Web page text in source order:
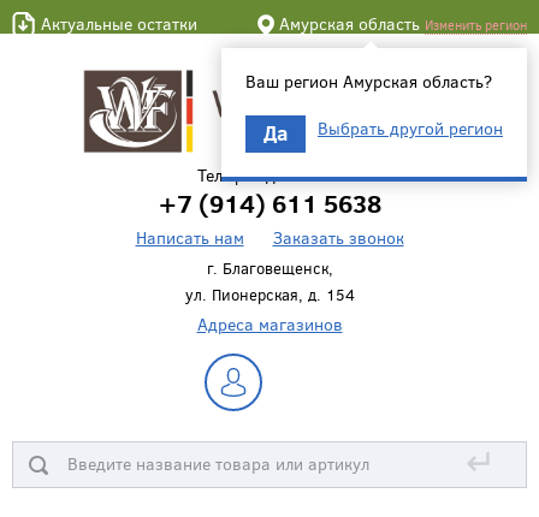
Актуальные остатки Амурская область Изменить регион
Ваш регион Амурская область?
Да Выбрать другой регион
Телефон для связи
+7 (914) 611 5638
Написать нам Заказать звонок
г. Благовещенск,
ул. Пионерская, д. 154
Адреса магазинов
↵